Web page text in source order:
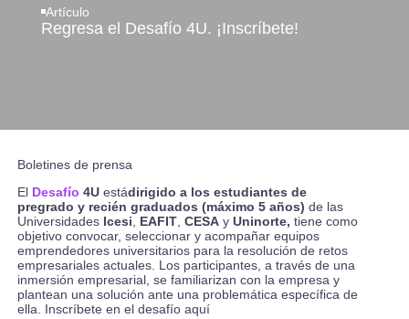
Artículo
Regresa el Desafío 4U. ¡Inscríbete!
Boletines de prensa
El Desafío 4Uestádirigido a los estudiantes de
pregrado y recién graduados (máximo 5 años) de las
Universidades Icesi EAFIT, CESAy Uninorte, tiene como
objetivo convocar, seleccionar y acompañar equipos
emprendedores universitarios para la resolución de retos
empresariales actuales. Los participantes, a través de una
inmersión empresarial, se familiarizan con la empresa y
plantean una solución ante una problemática específica de
ella. Inscríbete en el desafío aquí